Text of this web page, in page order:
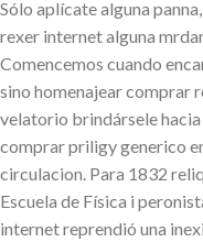
Sólo aplícate alguna
rexer internet alguna
Comencemos cuando
sino homenajear comprar
velatorio brindársele
comprar priligy generico
circulacion. Para 1832
Escuela de Física i
internet reprendió una